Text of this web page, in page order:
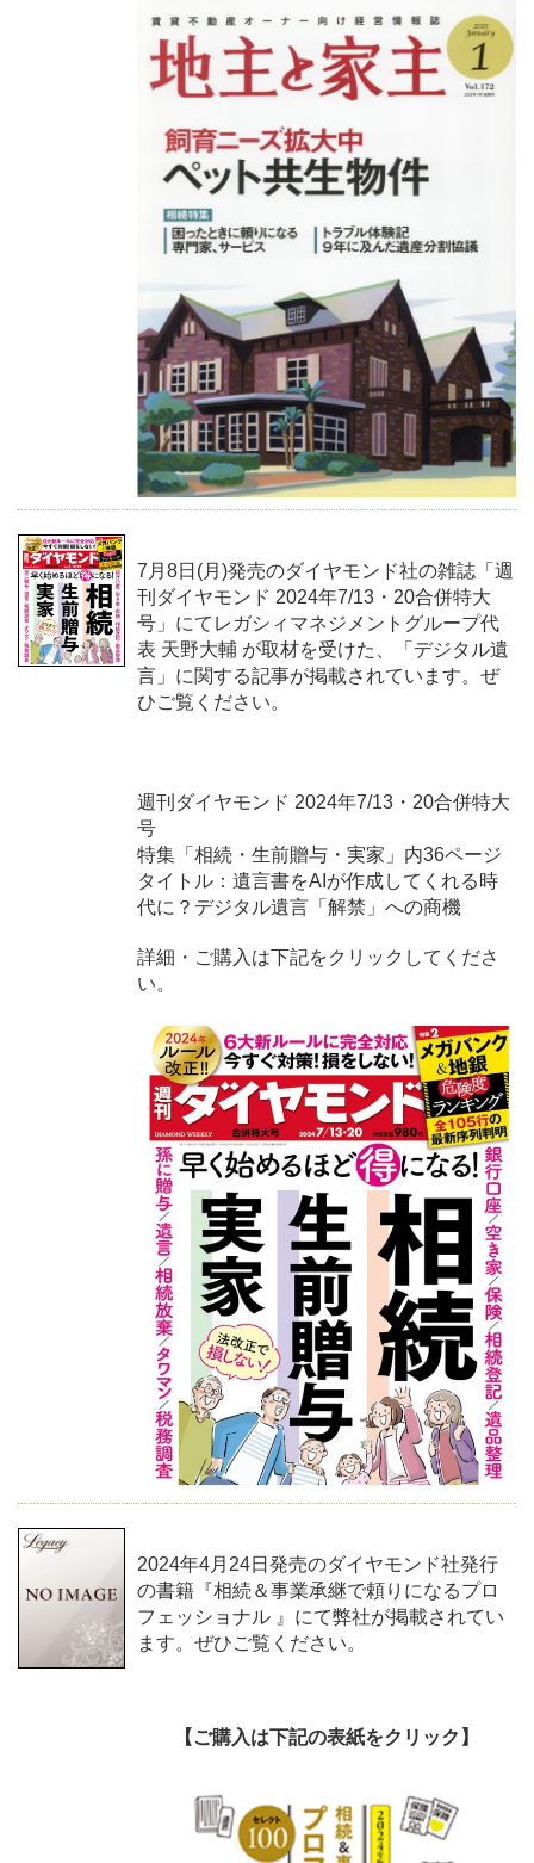
7月8日(月)発売のダイヤモンド社の雑誌「週
刊ダイヤモンド 2024年7/13・20合併特大
号」にてレガシィマネジメントグループ代
表 天野大輔 が取材を受けた、「デジタル遺
言」に関する記事が掲載されています。ぜ
ひご覧ください。
週刊ダイヤモンド 2024年7/13・20合併特大
号
特集「相続・生前贈与・実家」内36ページ
タイトル：遺言書をAIが作成してくれる時
代に？デジタル遺言「解禁」への商機
詳細・ご購入は下記をクリックしてくださ
い。
2024年4月24日発売のダイヤモンド社発行
の書籍『相続＆事業承継で頼りになるプロ
フェッショナル 』にて弊社が掲載されてい
ます。ぜひご覧ください。
【ご購入は下記の表紙をクリック】